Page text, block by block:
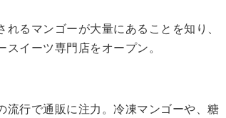
るマンゴーが大量にあることを知り、
イーツ専門店をオープン。
行で通販に注力。冷凍マンゴーや、糖